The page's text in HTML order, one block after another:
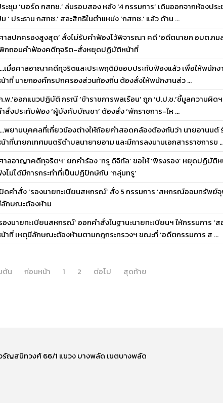
ะชุม ‘บอร์ด กสทช.’ ล่มรอบสอง หลัง ‘4 กรรมการ’ เดินออกจากห้องป
‘ ประธาน กสทช.’ สละสิทธิในตำแหน่ง ‘กสทช.’ แล้ว ด้าน ...
าลปกครองสูงสุด’ สั่งไม่รับคำฟ้องไว้พิจารณา คดี ‘อดีตนายก อบต.กม
กถอนคำฟ้องคดีทุจริต-สั่งหยุดปฏิบัติหน้าที่
เมื่อศาลอาญาคดีทุจริตและประพฤติมิชอบประทับฟ้องแล้ว เพื่อให้พนั
าที่ นายกองค์กรปกครองส่วนท้องถิ่น ต้องสั่งให้พนักงานส่ว ...
.พ.’ออกแนวปฏิบัติ กรณี ‘ข้าราชการพลเรือน’ ถูก ‘ป.ป.ช.’ชี้มูลความผิ
สั่งประทับฟ้อง ‘ผู้บังคับบัญชา’ ต้องสั่ง ‘พักราชการ-ให ...
พยานบุคคลที่เกี่ยวข้องต่างให้ถ้อยคำสอดคล้องต้องกันว่า นายอานน
าที่นายกเทศมนตรีตำบลนายายอาม และมีการลงนามเอกสารราชการข
าลอาญาคดีทุจริตฯ’ ยกคำร้อง ‘ทรู ดิจิทัล’ ขอให้ ‘พิรงรอง’ หยุดปฏิบัติ
ไม่ได้มีการกระทำที่เป็นปฏิปักษ์กับ ‘กลุ่มทรู’
ดคำสั่ง ‘รองนายทะเบียนสหกรณ์’ สั่ง 5 กรรมการ ‘สหกรณ์ออมทรัพย์
กษณะต้องห้าม
องนายทะเบียนสหกรณ์’ ออกคำสั่งในฐานะนายทะเบียนฯ ให้กรรมการ ‘
าที่ เหตุมีลักษณะต้องห้ามตามกฎกระทรวงฯ ขณะที่ ‘อดีตกรรมการ ส ...
ต้น
ก่อนหน้า 1 2 ต่อไป สุดท้าย
จรัญสนิทวงศ์ 66/1 แขวง บางพลัด เขตบางพลัด